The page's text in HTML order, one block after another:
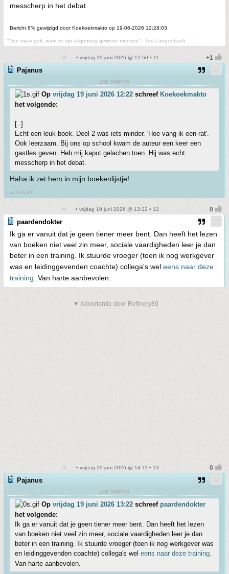
messcherp in het debat.
Bericht 8% gewijzigd door Koekoekmakto op 19-06-2026 12:28:03
"Doe maar gek, want er zijn al genoeg gewone mensen" - Ted Langenbach
• vrijdag 19 juni 2026 @ 12:50 • 11
Pajanus
grgr pajanus
Op vrijdag 19 juni 2026 12:22 schreef Koekoekmakto
het volgende:
[..]
Echt een leuk boek. Deel 2 was iets minder. 'Hoe vang ik een rat'.
Ook leerzaam. Bij ons op school kwam de auteur een keer een
gastles geven. Heb mij kapot gelachen toen. Hij was echt
messcherp in het debat.
Haha ik zet hem in mijn boekenlijstje!
Lachen joh.
• vrijdag 19 juni 2026 @ 13:22 • 12
paardendokter
Ik ga er vanuit dat je geen tiener meer bent. Dan heeft het lezen
van boeken niet veel zin meer, sociale vaardigheden leer je dan
beter in een training. Ik stuurde vroeger (toen ik nog werkgever
was en leidinggevenden coachte) collega's wel eens naar deze
training . Van harte aanbevolen.
▼ Advertentie door Refinery89
• vrijdag 19 juni 2026 @ 14:11 • 13
Pajanus
grgr pajanus
Op vrijdag 19 juni 2026 13:22 schreef paardendokter
het volgende:
Ik ga er vanuit dat je geen tiener meer bent. Dan heeft het lezen
van boeken niet veel zin meer, sociale vaardigheden leer je dan
beter in een training. Ik stuurde vroeger (toen ik nog werkgever was
en leidinggevenden coachte) collega's wel eens naar deze training
Van harte aanbevolen.